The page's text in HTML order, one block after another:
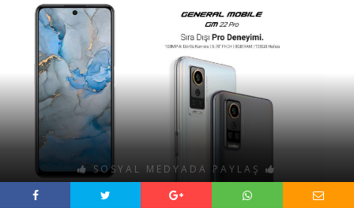
SOSYAL MEDYADA PAYLAŞ